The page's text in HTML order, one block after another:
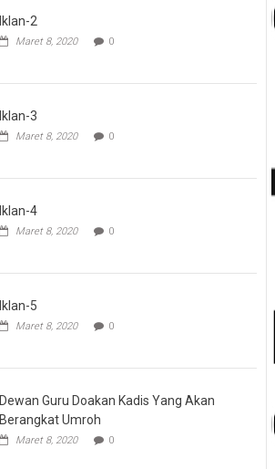
Iklan-2
Maret 8, 2020 0
Iklan-3
Maret 8, 2020 0
Iklan-4
Maret 8, 2020 0
Iklan-5
Maret 8, 2020 0
Dewan Guru Doakan Kadis Yang Akan
Berangkat Umroh
Maret 8, 2020 0